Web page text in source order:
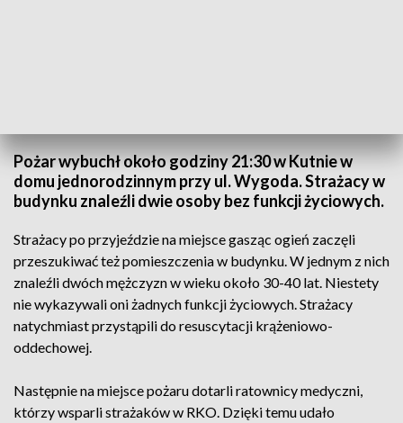
Pożar wybuchł około godziny 21:30 w Kutnie w
domu jednorodzinnym przy ul. Wygoda. Strażacy w
budynku znaleźli dwie osoby bez funkcji życiowych.
Strażacy po przyjeździe na miejsce gasząc ogień zaczęli
przeszukiwać też pomieszczenia w budynku. W jednym z nich
znaleźli dwóch mężczyzn w wieku około 30-40 lat. Niestety
nie wykazywali oni żadnych funkcji życiowych. Strażacy
natychmiast przystąpili do resuscytacji krążeniowo-
oddechowej.
Następnie na miejsce pożaru dotarli ratownicy medyczni,
którzy wsparli strażaków w RKO. Dzięki temu udało